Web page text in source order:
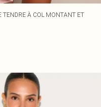
TENDRE À COL MONTANT ET